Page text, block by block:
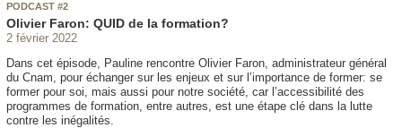
PODCAST #2
Olivier Faron: QUID de la formation?
2 février 2022
Dans cet épisode, Pauline rencontre Olivier Faron, administrateur général
du Cnam, pour échanger sur les enjeux et sur l’importance de former: se
former pour soi, mais aussi pour notre société, car l’accessibilité des
programmes de formation, entre autres, est une étape clé dans la lutte
contre les inégalités.